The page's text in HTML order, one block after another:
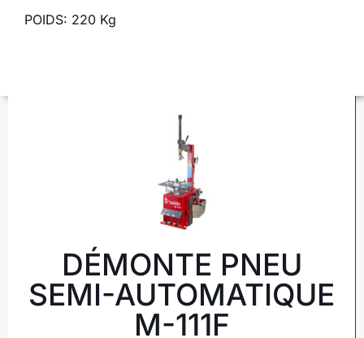
POIDS: 220 Kg
DÉMONTE PNEU
SEMI-AUTOMATIQUE
M-111F